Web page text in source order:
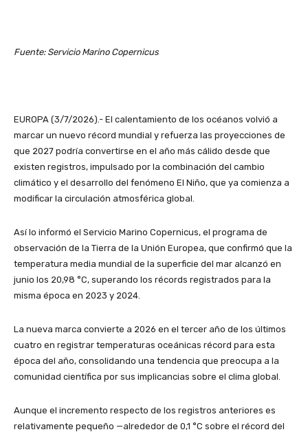
Fuente: Servicio Marino Copernicus
EUROPA (3/7/2026).- El calentamiento de los océanos volvió a
marcar un nuevo récord mundial y refuerza las proyecciones de
que 2027 podría convertirse en el año más cálido desde que
existen registros, impulsado por la combinación del cambio
climático y el desarrollo del fenómeno El Niño, que ya comienza a
modificar la circulación atmosférica global.
Así lo informó el Servicio Marino Copernicus, el programa de
observación de la Tierra de la Unión Europea, que confirmó que la
temperatura media mundial de la superficie del mar alcanzó en
junio los 20,98 °C, superando los récords registrados para la
misma época en 2023 y 2024.
La nueva marca convierte a 2026 en el tercer año de los últimos
cuatro en registrar temperaturas oceánicas récord para esta
época del año, consolidando una tendencia que preocupa a la
comunidad científica por sus implicancias sobre el clima global.
Aunque el incremento respecto de los registros anteriores es
relativamente pequeño —alrededor de 0,1 °C sobre el récord del